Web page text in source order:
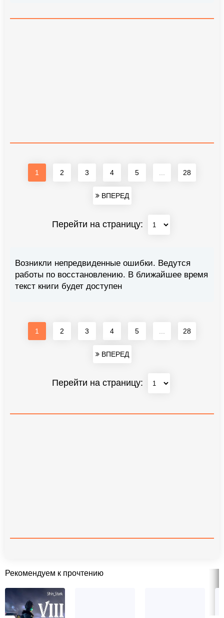
1 2 3 4 5 28
ВПЕРЕД
Перейти на страницу:
Возникли непредвиденные ошибки. Ведутся
работы по восстановлению. В ближайшее время
текст книги будет доступен
1 2 3 4 5 28
ВПЕРЕД
Перейти на страницу:
Рекомендуем к прочтению